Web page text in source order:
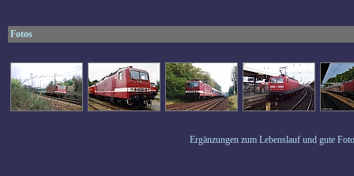
Fotos
Ergänzungen zum Lebenslauf und gute